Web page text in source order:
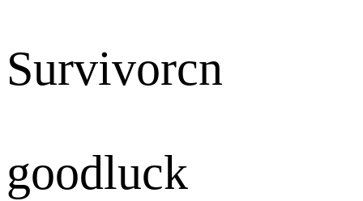
Survivorcn
goodluck